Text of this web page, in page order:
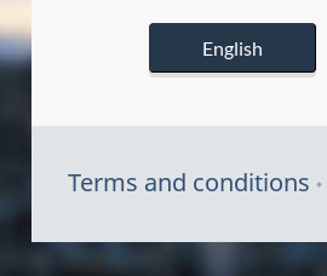
English
Terms and conditions